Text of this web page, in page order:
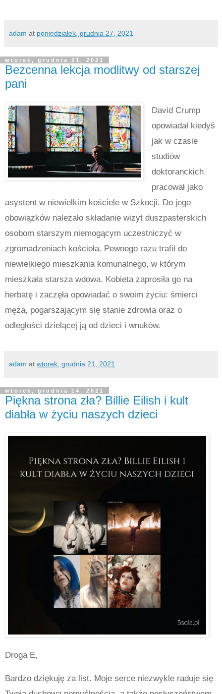
adam at poniedziałek, grudnia 27, 2021
wtorek, grudnia 21, 2021
Bezcenna lekcja modlitwy od starszej
pani
David Crump
opowiadał kiedyś
jak w czasie
studiów
doktoranckich
pracował jako
asystent w niewielkim kościele w Szkocji. Do jego
obowiązków należało składanie wizyt duszpasterskich
osobom starszym niemogącym uczestniczyć w
zgromadzeniach kościoła. Pewnego razu trafił do
niewielkiego mieszkania komunalnego, w którym
mieszkała starsza wdowa. Kobieta zaprosiła go na
herbatę i zaczęła opowiadać o swoim życiu: śmierci
męża, pogarszającym się stanie zdrowia oraz o
odległości dzielącej ją od dzieci i wnuków.
adam at wtorek, grudnia 21, 2021
wtorek, grudnia 14, 2021
Piękna strona zła? Billie Eilish i kult
diabła w życiu naszych dzieci
Droga E,
Bardzo dziękuję za list. Moje serce niezwykle raduje się